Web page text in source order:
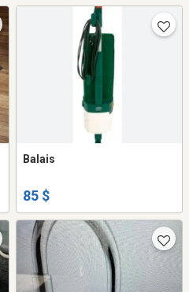
Balais
85 $